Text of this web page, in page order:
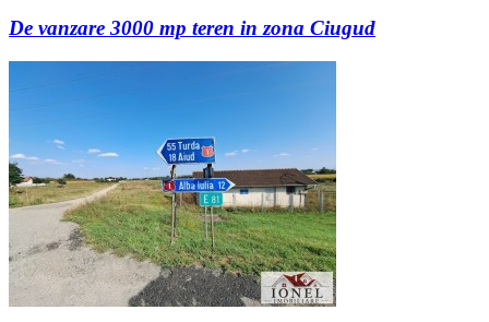
De vanzare 3000 mp teren in zona Ciugud